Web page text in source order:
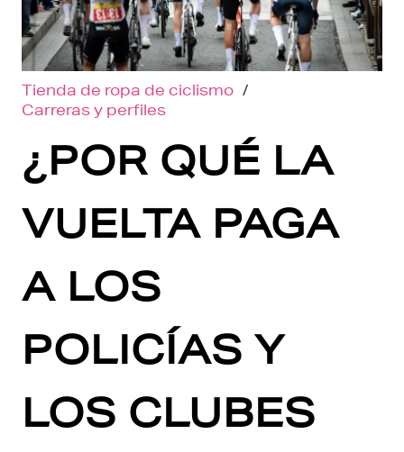
Tienda de ropa de ciclismo /
Carreras y perfiles
¿POR QUÉ LA
VUELTA PAGA
A LOS
POLICÍAS Y
LOS CLUBES